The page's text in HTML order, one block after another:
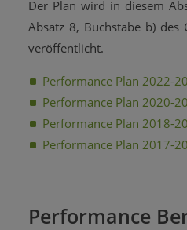
Der Plan wird in diesem
Absatz 8, Buchstabe b) des
veröffentlicht.
Performance Plan 2022-
Performance Plan 2020-
Performance Plan 2018-
Performance Plan 2017-
Performance